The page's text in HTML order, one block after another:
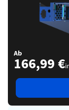
Ab
166,99 €